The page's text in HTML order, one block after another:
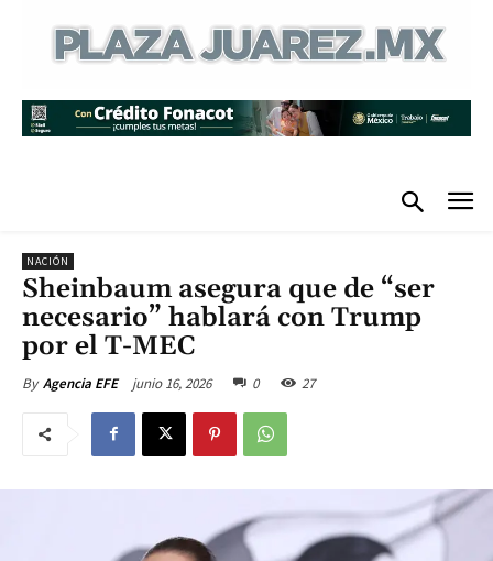
NACIÓN
Sheinbaum asegura que de “ser
necesario” hablará con Trump
por el T-MEC
By Agencia EFE junio 16, 2026 0 27